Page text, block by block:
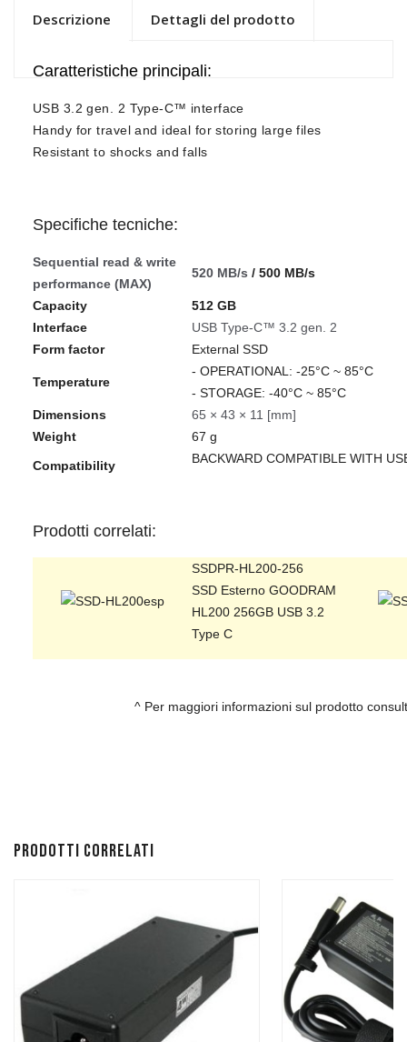
Descrizione Dettagli del prodotto
Caratteristiche principali:
USB 3.2 gen. 2 Type-C™ interface
Handy for travel and ideal for storing large files
Resistant to shocks and falls
Specifiche tecniche:
Sequential read & write
performance (MAX)
520 MB/s / 500 MB/s
Capacity
512 GB
Interface
USB Type-C™ 3.2 gen. 2
Form factor
External SSD
Temperature
- OPERATIONAL: -25°C ~ 85°C
- STORAGE: -40°C ~ 85°C
Dimensions
65 × 43 × 11 [mm]
Weight
67 g
Compatibility
BACKWARD COMPATIBLE WITH
Prodotti correlati:
SSDPR-HL200-256
SSD Esterno GOODRAM
HL200 256GB USB 3.2
Type C
^ Per maggiori informazioni sul prodotto
Prodotti correlati